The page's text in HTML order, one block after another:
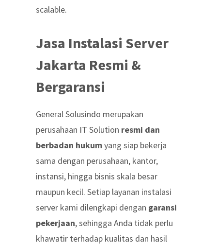
scalable.
Jasa Instalasi Server
Jakarta Resmi &
Bergaransi
General Solusindo merupakan
perusahaan IT Solution resmi dan
berbadan hukumyang siap bekerja
sama dengan perusahaan, kantor,
instansi, hingga bisnis skala besar
maupun kecil. Setiap layanan instalasi
server kami dilengkapi dengan garansi
pekerjaan, sehingga Anda tidak perlu
khawatir terhadap kualitas dan hasil